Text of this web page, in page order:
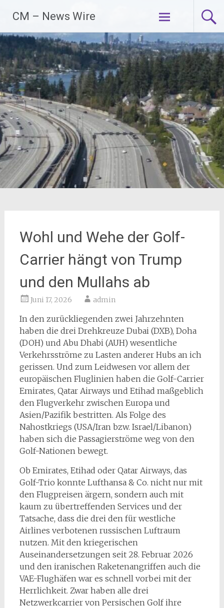
Inhalt
springen
CM – News Wire
Wohl und Wehe der Golf-
Carrier hängt von Trump
und den Mullahs ab
Juni 17, 2026 admin
In den zurückliegenden zwei Jahrzehnten
haben die drei Drehkreuze Dubai (DXB), Doha
(DOH) und Abu Dhabi (AUH) wesentliche
Verkehrsströme zu Lasten anderer Hubs an ich
gerissen. Und zum Leidwesen vor allem der
europäischen Fluglinien haben die Golf-Carrier
Emirates, Qatar Airways und Etihad maßgeblich
den Flugverkehr zwischen Europa und
Asien/Pazifik bestritten. Als Folge des
Nahostkriegs (USA/Iran bzw. Israel/Libanon)
haben sich die Passagierströme weg von den
Golf-Nationen bewegt.
Ob Emirates, Etihad oder Qatar Airways, das
Golf-Trio konnte Lufthansa & Co. nicht nur mit
den Flugpreisen ärgern, sondern auch mit
kaum zu übertreffenden Services und der
Tatsache, dass die drei den für westliche
Airlines verbotenen russischen Luftraum
nutzen. Mit den kriegerischen
Auseinandersetzungen seit 28. Februar 2026
und den iranischen Raketenangriffen auch die
VAE-Flughäfen war es schnell vorbei mit der
Herrlichkeit. Zwar haben alle drei
Netzwerkcarrier von Persischen Golf ihre